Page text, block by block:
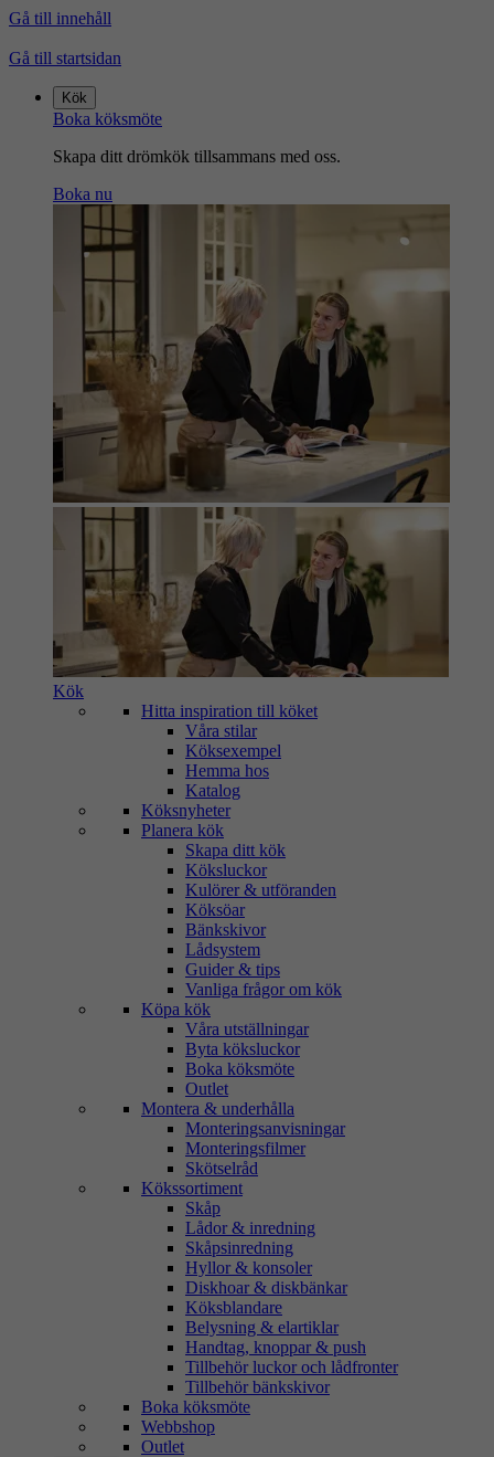
Gå till innehåll
Gå till startsidan
Kök
Boka köksmöte
Skapa ditt drömkök tillsammans med oss.
Boka nu
Kök
Hitta inspiration till köket
Våra stilar
Köksexempel
Hemma hos
Katalog
Köksnyheter
Planera kök
Skapa ditt kök
Köksluckor
Kulörer & utföranden
Köksöar
Bänkskivor
Lådsystem
Guider & tips
Vanliga frågor om kök
Köpa kök
Våra utställningar
Byta köksluckor
Boka köksmöte
Outlet
Montera & underhålla
Monteringsanvisningar
Monteringsfilmer
Skötselråd
Kökssortiment
Skåp
Lådor & inredning
Skåpsinredning
Hyllor & konsoler
Diskhoar & diskbänkar
Köksblandare
Belysning & elartiklar
Handtag, knoppar & push
Tillbehör luckor och lådfronter
Tillbehör bänkskivor
Boka köksmöte
Webbshop
Outlet